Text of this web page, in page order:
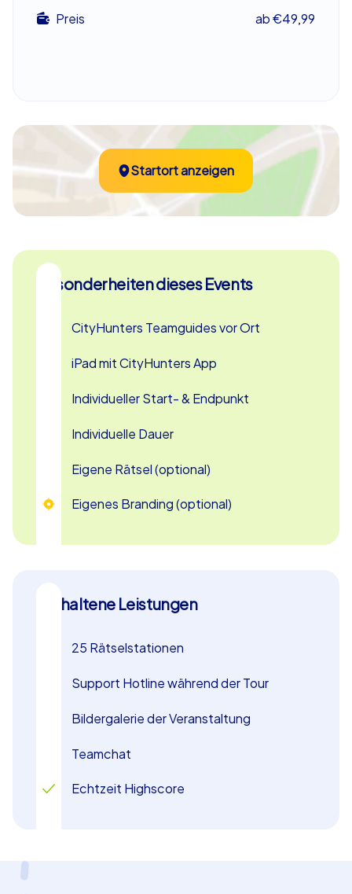
Möglichkeit, die Stadt auf interaktive Weise zu erkunden
erleben Sie ein unvergessliches Teamevent in Potsdam!
Preis ab €49,99
Startort anzeigen
Besonderheiten dieses Events
CityHunters Teamguides vor Ort
iPad mit CityHunters App
Individueller Start- & Endpunkt
Individuelle Dauer
Eigene Rätsel (optional)
Eigenes Branding (optional)
Enthaltene Leistungen
25 Rätselstationen
Support Hotline während der Tour
Bildergalerie der Veranstaltung
Teamchat
Echtzeit Highscore